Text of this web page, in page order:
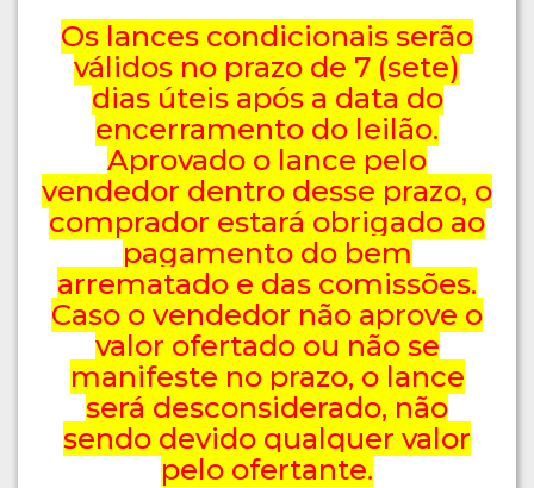
Os lances condicionais serão
válidos no prazo de 7 (sete)
dias úteis após a data do
encerramento do leilão.
Aprovado o lance pelo
vendedor dentro desse prazo, o
comprador estará obrigado ao
pagamento do bem
arrematado e das comissões.
Caso o vendedor não aprove o
valor ofertado ou não se
manifeste no prazo, o lance
será desconsiderado, não
sendo devido qualquer valor
pelo ofertante.